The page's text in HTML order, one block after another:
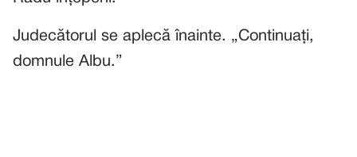
Judecătorul se aplecă înainte. „Continuați,
domnule Albu.”